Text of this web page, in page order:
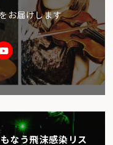
お届けします
Youtube
なう飛沫感染リス